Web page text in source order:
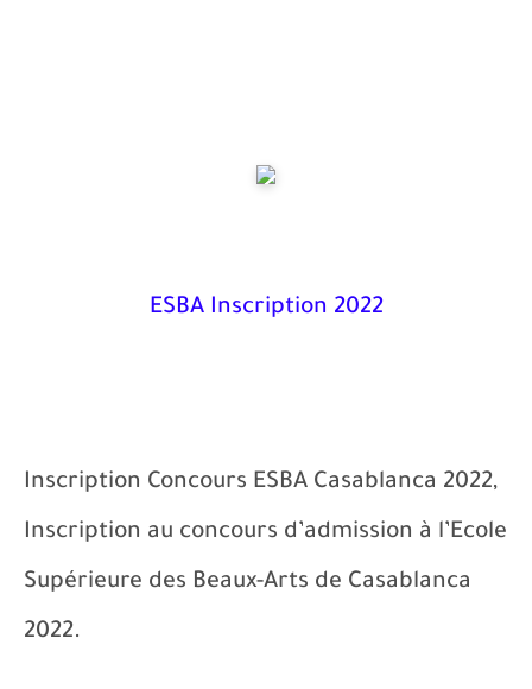
ESBA Inscription 2022
Inscription Concours ESBA Casablanca 2022,
Inscription au concours d’admission à l’Ecole
Supérieure des Beaux-Arts de Casablanca
2022.